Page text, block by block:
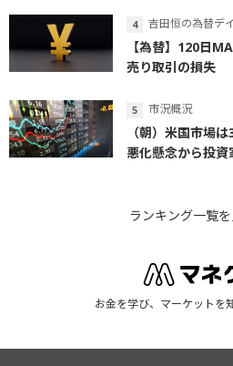
吉田恒の為替デ
【為替】120日
売り取引の損失
市況概況
（朝）米国市場
悪化懸念から投資
ランキング一覧
お金を学び、マーケットを